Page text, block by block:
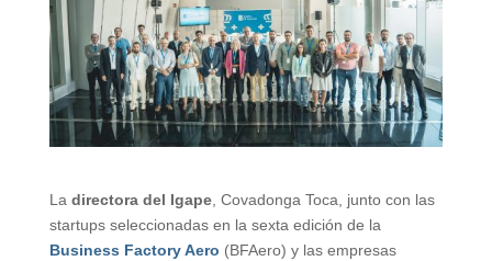
La directora del Igape, Covadonga Toca, junto con las
startups seleccionadas en la sexta edición de la
Business Factory Aero (BFAero) y las empresas